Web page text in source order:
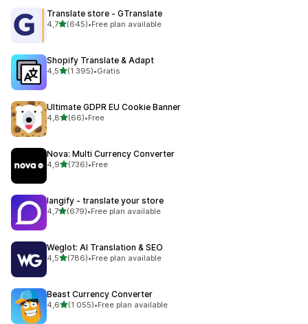
Translate store ‑ GTranslate
4,7av 5 stjerner
(645)
Totalt 645 omtaler
•Free plan available
Shopify Translate & Adapt
4,5av 5 stjerner
(1 395)
Totalt 1395 omtaler
•Gratis
Ultimate GDPR EU Cookie Banner
4,8av 5 stjerner
(66)
Totalt 66 omtaler
•Free
Nova: Multi Currency Converter
4,9av 5 stjerner
(736)
Totalt 736 omtaler
•Free
langify ‑ translate your store
4,7av 5 stjerner
(679)
Totalt 679 omtaler
•Free plan available
Weglot: AI Translation & SEO
4,5av 5 stjerner
(786)
Totalt 786 omtaler
•Free plan available
Beast Currency Converter
4,6av 5 stjerner
(1 055)
Totalt 1055 omtaler
•Free plan available